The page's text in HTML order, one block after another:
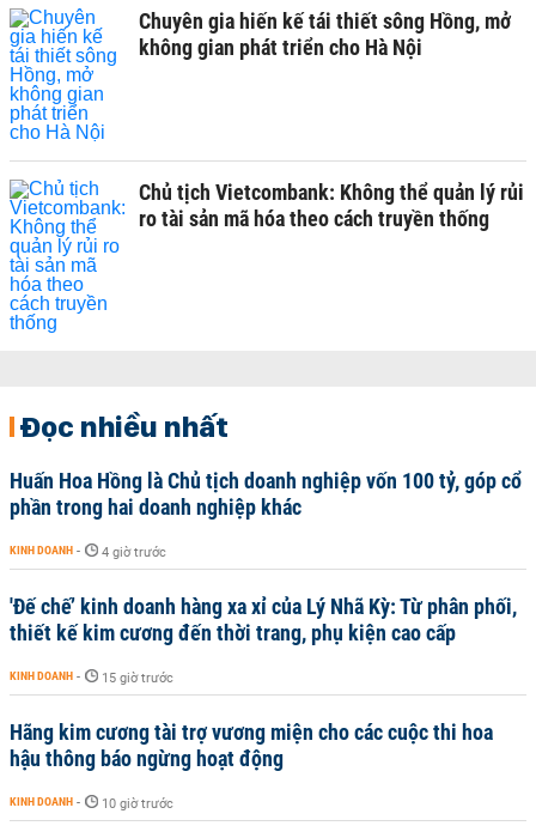
Chuyên gia hiến kế tái thiết sông Hồng, mở
không gian phát triển cho Hà Nội
Chủ tịch Vietcombank: Không thể quản lý rủi
ro tài sản mã hóa theo cách truyền thống
Đọc nhiều nhất
Huấn Hoa Hồng là Chủ tịch doanh nghiệp vốn 100 tỷ, góp cổ
phần trong hai doanh nghiệp khác
KINH DOANH - 4 giờ trước
'Đế chế’ kinh doanh hàng xa xỉ của Lý Nhã Kỳ: Từ phân phối,
thiết kế kim cương đến thời trang, phụ kiện cao cấp
KINH DOANH - 15 giờ trước
Hãng kim cương tài trợ vương miện cho các cuộc thi hoa
hậu thông báo ngừng hoạt động
KINH DOANH - 10 giờ trước